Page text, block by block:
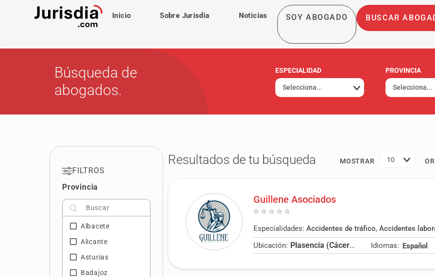
Inicio Sobre Jurisdia Noticias SOY ABOGADO BUSCAR
Búsqueda de
abogados.
ESPECIALIDAD PROVINCIA
FILTROS
Provincia
Albacete
Alicante
Asturias
Badajoz
Resultados de tu búsqueda MOSTRAR 10
Guillene Asociados
Especialidades: Accidentes de tráfico, Accidentes
Ubicación:
Plasencia (Cáceres) Idiomas: Español